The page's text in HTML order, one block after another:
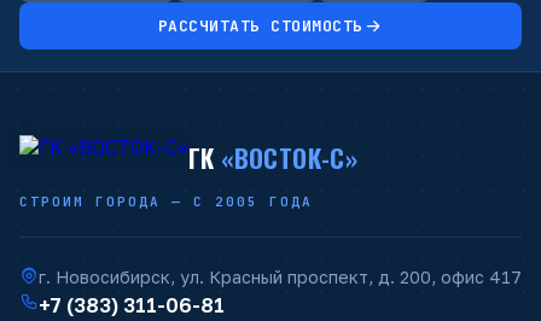
РАССЧИТАТЬ СТОИМОСТЬ
ГК «ВОСТОК-С»
СТРОИМ ГОРОДА — С 2005 ГОДА
г. Новосибирск, ул. Красный проспект, д. 200, офис 417
+7 (383) 311-06-81